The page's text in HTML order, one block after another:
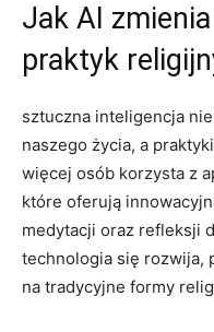
Jak AI
praktyk
sztuczna inteligencja
naszego życia, a
więcej osób korzysta z
które oferują
medytacji oraz refleksji
technologia się rozwija,
na tradycyjne formy